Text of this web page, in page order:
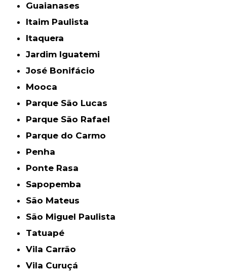
Guaianases
Itaim Paulista
Itaquera
Jardim Iguatemi
José Bonifácio
Mooca
Parque São Lucas
Parque São Rafael
Parque do Carmo
Penha
Ponte Rasa
Sapopemba
São Mateus
São Miguel Paulista
Tatuapé
Vila Carrão
Vila Curuçá